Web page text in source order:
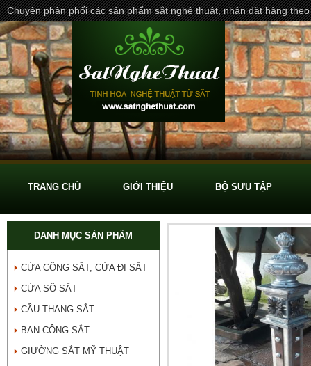
Chuyên phân phối các sản phẩm sắt nghệ thuật, nhận đặt hàng
TRANG CHỦ GIỚI THIỆU BỘ SƯU TẬP
DANH MỤC SẢN PHẨM
CỬA CỔNG SẮT, CỬA ĐI SẮT
CỬA SỔ SẮT
CẦU THANG SẮT
BAN CÔNG SẮT
GIƯỜNG SẮT MỸ THUẬT